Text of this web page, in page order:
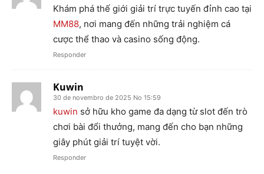
Khám phá thế giới giải trí trực tuyến đỉnh cao tại
MM88, nơi mang đến những trải nghiệm cá
cược thể thao và casino sống động.
Responder
Kuwin
30 de novembro de 2025 No 15:59
kuwin sở hữu kho game đa dạng từ slot đến trò
chơi bài đổi thưởng, mang đến cho bạn những
giây phút giải trí tuyệt vời.
Responder